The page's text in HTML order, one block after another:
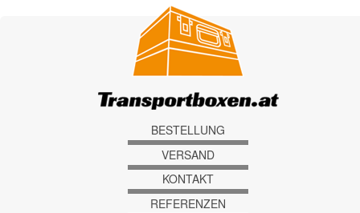
BESTELLUNG
VERSAND
KONTAKT
REFERENZEN